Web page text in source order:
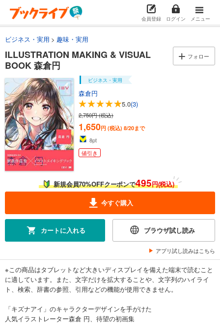
会員登録 ログイン メニュー
ビジネス・実用 趣味・実用
ILLUSTRATION MAKING & VISUAL
BOOK 森倉円
フォロー
ビジネス・実用
森倉円
5.0(3)
2,750円 (税込)
1,650円 (税込) 8/20まで
8pt
値引き
新規会員70%OFFクーポンで495円(税込)
今すぐ購入
カートに入れる ブラウザ試し読み
アプリ試し読みはこちら
※この商品はタブレットなど大きいディスプレイを備えた端末で読むこと
に適しています。また、文字だけを拡大することや、文字列のハイライ
ト、検索、辞書の参照、引用などの機能が使用できません。
「キズナアイ」のキャラクターデザインを手がけた
人気イラストレーター森倉 円、待望の初画集